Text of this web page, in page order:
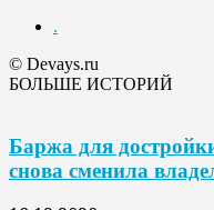
.
© Devays.ru
БОЛЬШЕ ИСТОРИЙ
Баржа для
снова сменила